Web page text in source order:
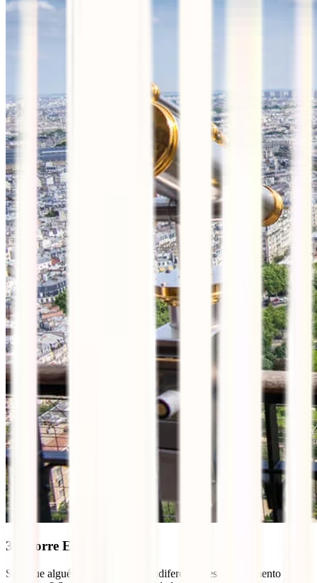
3 – Torre Eiffel
Será que alguém consegue ficar indiferente a este monumento